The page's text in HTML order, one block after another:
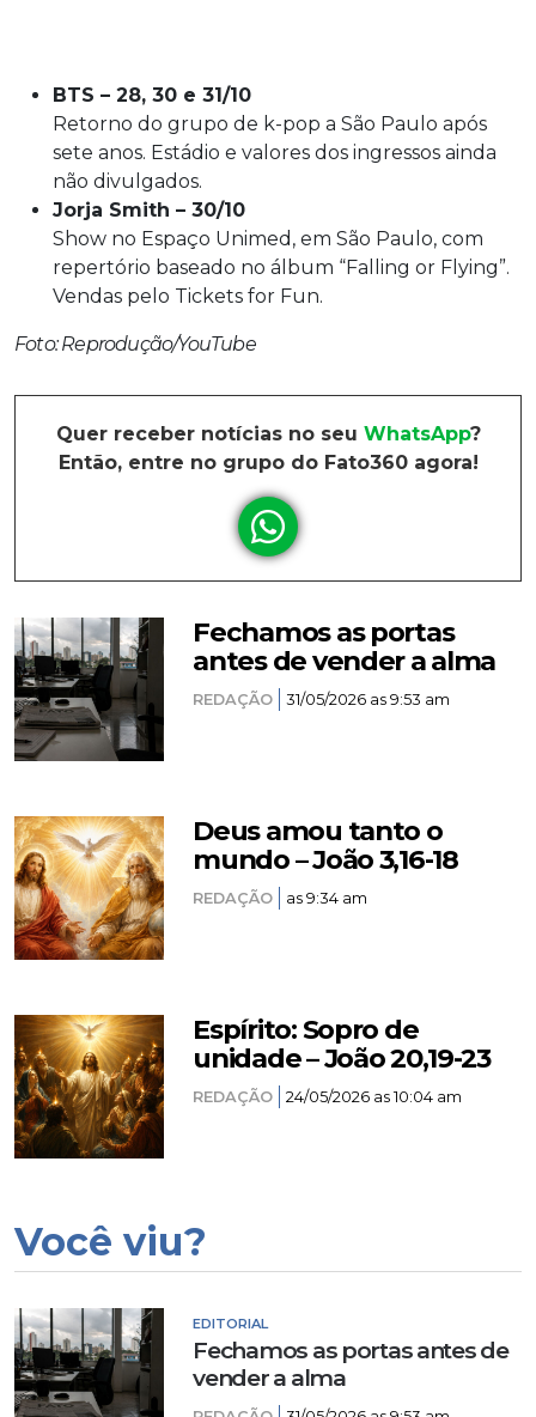
BTS – 28, 30 e 31/10
Retorno do grupo de k-pop a São Paulo após
sete anos. Estádio e valores dos ingressos ainda
não divulgados.
Jorja Smith – 30/10
Show no Espaço Unimed, em São Paulo, com
repertório baseado no álbum “Falling or Flying”.
Vendas pelo Tickets for Fun.
Foto: Reprodução/YouTube
Quer receber notícias no seu WhatsApp?
Então, entre no grupo do Fato360 agora!
Fechamos as portas
antes de vender a alma
REDAÇÃO 31/05/2026 as 9:53 am
Deus amou tanto o
mundo – João 3,16-18
REDAÇÃO as 9:34 am
Espírito: Sopro de
unidade – João 20,19-23
REDAÇÃO 24/05/2026 as 10:04 am
Você viu?
EDITORIAL
Fechamos as portas antes de
vender a alma